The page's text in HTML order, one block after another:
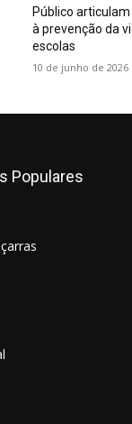
Público
à prevenção da
escolas
10 de junho de 2026
Populares